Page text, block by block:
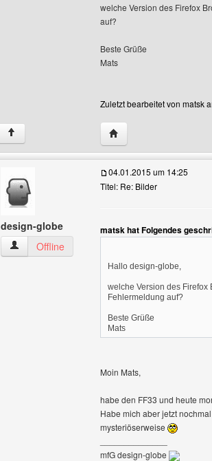
welche Version des Firefox
auf?
Beste Grüße
Mats
Zuletzt bearbeitet von matsk
↑ Website dieses
design-globe
design-globe Benutzer-Profile anzeigen
Offline
04.01.2015 um 14:25
Titel: Re: Bilder
matsk hat Folgendes
Hallo design-globe,
welche Version des Firefox
Fehlermeldung auf?
Beste Grüße
Mats
Moin Mats,
habe den FF33 und heute
Habe mich aber jetzt
mysteriöserweise
mfG design-globe